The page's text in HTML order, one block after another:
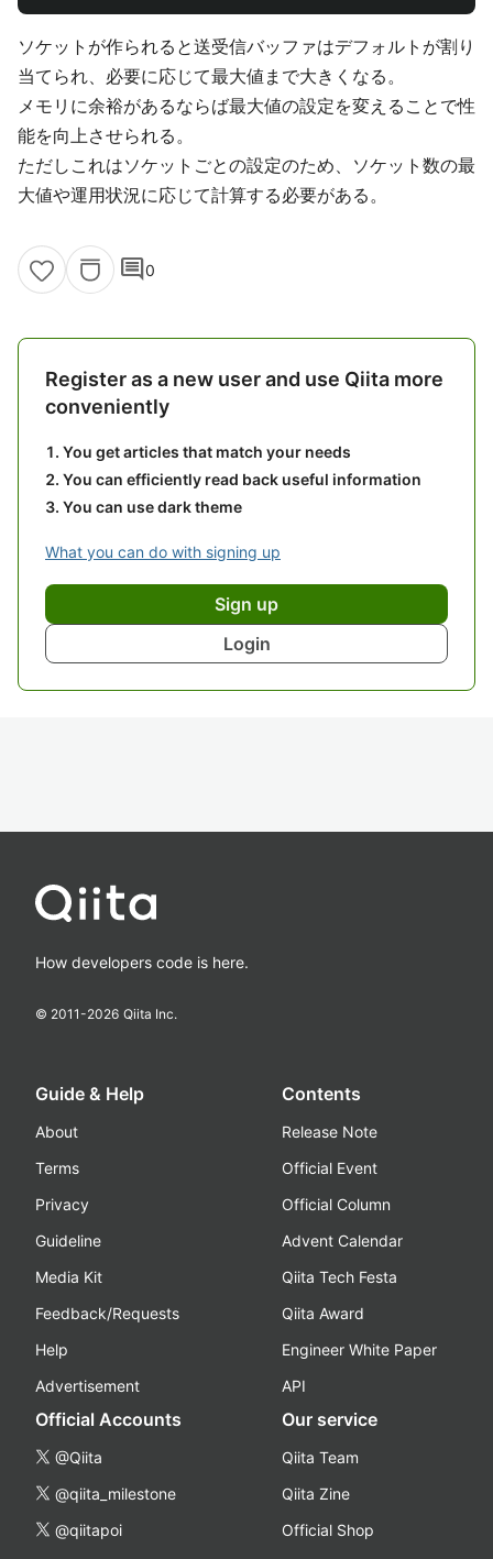
ソケットが作られると送受信バッファはデフォルトが割り
当てられ、必要に応じて最大値まで大きくなる。
メモリに余裕があるならば最大値の設定を変えることで性
能を向上させられる。
ただしこれはソケットごとの設定のため、ソケット数の最
大値や運用状況に応じて計算する必要がある。
comment0
Register as a new user and use Qiita more
conveniently
You get articles that match your needs
You can efficiently read back useful information
You can use dark theme
What you can do with signing up
Sign up
Login
How developers code is here.
© 2011-2026 Qiita Inc.
Guide & Help
About
Terms
Privacy
Guideline
Media Kit
Feedback/Requests
Help
Advertisement
Contents
Release Note
Official Event
Official Column
Advent Calendar
Qiita Tech Festa
Qiita Award
Engineer White Paper
API
Official Accounts
@Qiita
@qiita_milestone
@qiitapoi
Our service
Qiita Team
Qiita Zine
Official Shop